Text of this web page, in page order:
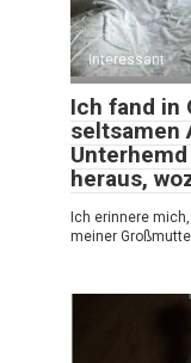
Interessant
Ich fand in
seltsamen
heraus,
Ich erinnere
meiner